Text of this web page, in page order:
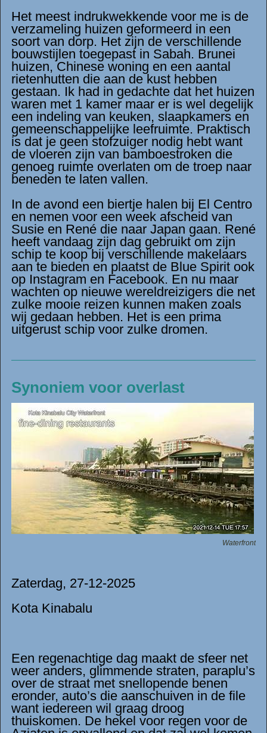
Het meest indrukwekkende voor me is de
verzameling huizen geformeerd in een
soort van dorp. Het zijn de verschillende
bouwstijlen toegepast in Sabah. Brunei
huizen, Chinese woning en een aantal
rietenhutten die aan de kust hebben
gestaan. Ik had in gedachte dat het huizen
waren met 1 kamer maar er is wel degelijk
een indeling van keuken, slaapkamers en
gemeenschappelijke leefruimte. Praktisch
is dat je geen stofzuiger nodig hebt want
de vloeren zijn van bamboestroken die
genoeg ruimte overlaten om de troep naar
beneden te laten vallen.
In de avond een biertje halen bij El Centro
en nemen voor een week afscheid van
Susie en René die naar Japan gaan. René
heeft vandaag zijn dag gebruikt om zijn
schip te koop bij verschillende makelaars
aan te bieden en plaatst de Blue Spirit ook
op Instagram en Facebook. En nu maar
wachten op nieuwe wereldreizigers die net
zulke mooie reizen kunnen maken zoals
wij gedaan hebben. Het is een prima
uitgerust schip voor zulke dromen.
Synoniem voor overlast
Waterfront
Zaterdag, 27-12-2025
Kota Kinabalu
Een regenachtige dag maakt de sfeer net
weer anders, glimmende straten, paraplu’s
over de straat met snellopende benen
eronder, auto’s die aanschuiven in de file
want iedereen wil graag droog
thuiskomen. De hekel voor regen voor de